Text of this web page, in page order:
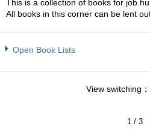
This is a collection of books for job
All books in this corner can be lent
Open Book Lists
View switching
1 / 3